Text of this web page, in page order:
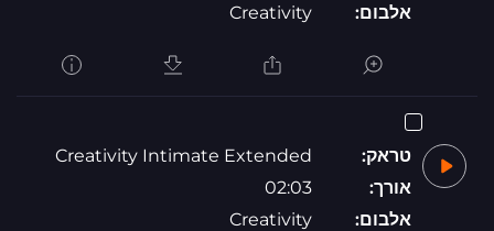
אלבום:
Creativity
טראק:
Creativity Intimate Extended
אורך:
02:03
אלבום:
Creativity